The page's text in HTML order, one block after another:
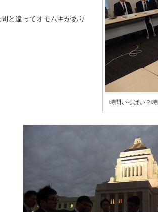
時間いっぱい？
と違ってオモムキがあり